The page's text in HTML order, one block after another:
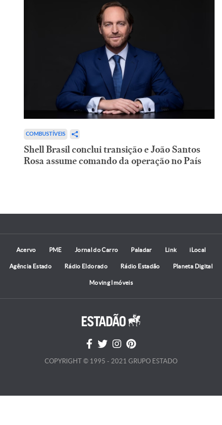
COMBUSTÍVEIS
Shell Brasil conclui transição e João Santos
Rosa assume comando da operação no País
Acervo PME Jornal do Carro Paladar Link iLocal
Agência Estado Rádio Eldorado Rádio Estadão Planeta Digital
Moving Imóveis
COPYRIGHT © 1995 - 2021 GRUPO ESTADO